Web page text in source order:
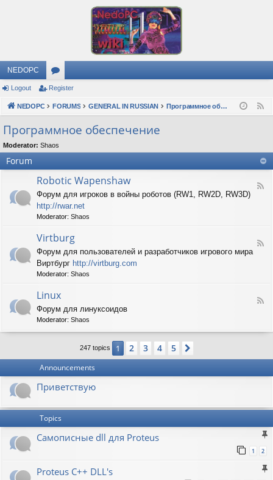
NEDOPC
or
u
s
Logout Register
NEDOPC FORUMS GENERAL IN RUSSIAN Программное обеспечение
Программное обеспечение
Moderator: Shaos
Forum
F
o
i
W
e
h
Robotic Wapenshaw
Форум для игроков в войны роботов (RW1, RW2D, RW3D)
http://rwar.net
Moderator: Shaos
F
b
g
Virtburg
Форум для пользователей и разработчиков игрового мира
Виртбург http://virtburg.com
Moderator: Shaos
F
i
u
Linux
Форум для линуксоидов
Moderator: Shaos
247 topics 1 2 3 4 5
Announcements
Приветствую
Topics
Самописные dll для Proteus
1 2
Proteus C++ DLL's